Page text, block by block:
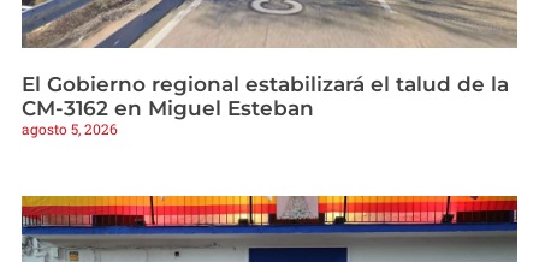
El Gobierno regional estabilizará el talud de la
CM-3162 en Miguel Esteban
agosto 5, 2026